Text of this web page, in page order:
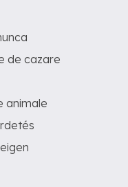
de cazare
animale